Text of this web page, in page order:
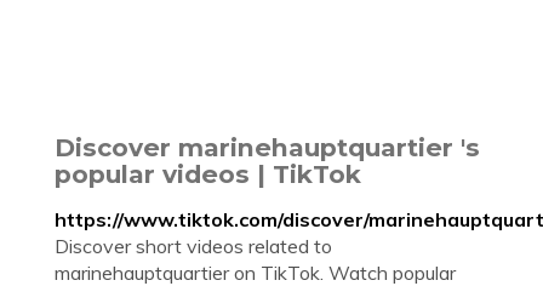
Discover marinehauptquartier 's
popular videos | TikTok
https://www.tiktok.com/discover/
Discover short videos related to
marinehauptquartier on TikTok. Watch popular